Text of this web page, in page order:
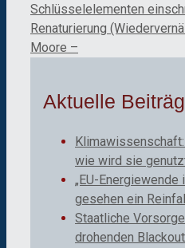
Schlüsselelementen
Renaturierung
Moore –
Aktuelle
wie wird sie
„EU-
gesehen ein
Staatliche Vorsorge
drohenden